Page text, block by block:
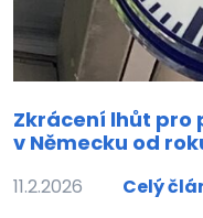
Zkrácení lhůt pro
v Německu od
11.2.2026 Celý